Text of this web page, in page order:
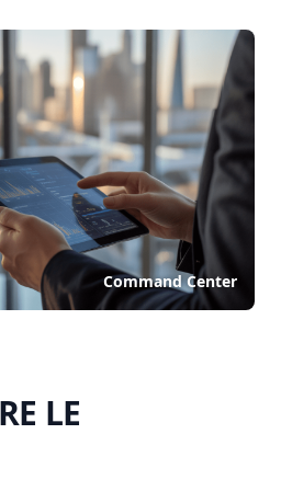
Command Center
LE